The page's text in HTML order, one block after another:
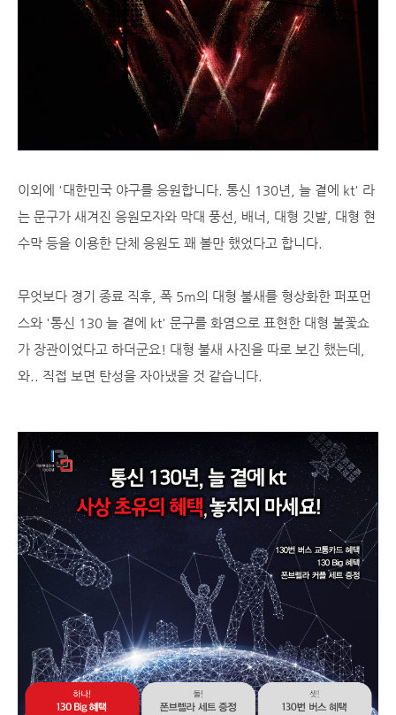
이외에 '대한민국 야구를 응원합니다. 통신 130년, 늘 곁에 kt' 라
는 문구가 새겨진 응원모자와 막대 풍선, 배너, 대형 깃발, 대형 현
수막 등을 이용한 단체 응원도 꽤 볼만 했었다고 합니다.
무엇보다 경기 종료 직후, 폭 5m의 대형 불새를 형상화한 퍼포먼
스와 '통신 130 늘 곁에 kt' 문구를 화염으로 표현한 대형 불꽃쇼
가 장관이었다고 하더군요! 대형 불새 사진을 따로 보긴 했는데,
와.. 직접 보면 탄성을 자아냈을 것 같습니다.